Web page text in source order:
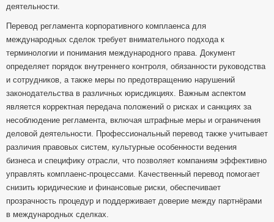
деятельности.
Перевод регламента корпоративного комплаенса для
международных сделок требует внимательного подхода к
терминологии и понимания международного права. Документ
определяет порядок внутреннего контроля, обязанности руководства
и сотрудников, а также меры по предотвращению нарушений
законодательства в различных юрисдикциях. Важным аспектом
является корректная передача положений о рисках и санкциях за
несоблюдение регламента, включая штрафные меры и ограничения
деловой деятельности. Профессиональный перевод также учитывает
различия правовых систем, культурные особенности ведения
бизнеса и специфику отрасли, что позволяет компаниям эффективно
управлять комплаенс-процессами. Качественный перевод помогает
снизить юридические и финансовые риски, обеспечивает
прозрачность процедур и поддерживает доверие между партнёрами
в международных сделках.